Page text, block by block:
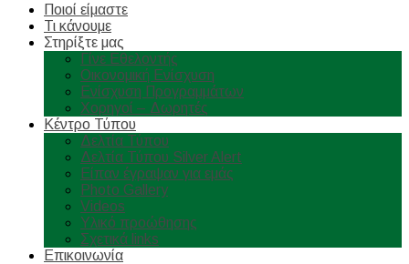
Ποιοί είμαστε
Τι κάνουμε
Στηρίξτε μας
Γίνε Εθελοντής
Οικονομική Ενίσχυση
Ενίσχυση Προγραμμάτων
Χορηγοί – Δωρητές
Κέντρο Τύπου
Δελτία Τύπου
Δελτία Τύπου Silver Alert
Είπαν έγραψαν για εμάς
Photo Gallery
Videos
Υλικό προώθησης
Σχετικά links
Επικοινωνία